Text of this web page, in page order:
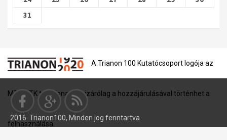
31
A Trianon 100 Kutatócsoport logója az
MTA BTK tulajdona, és kizárólag a hozzájárulásával történhet a
felhasználása.
2016. Trianon100, Minden jog fenntartva